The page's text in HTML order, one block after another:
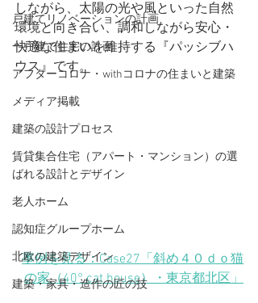
戸建てリノベーションの計画
一戸建て住宅の計画
アフターコロナ・withコロナの住まいと建築
メディア掲載
建築の設計プロセス
賃貸集合住宅（アパート・マンション）の選
ばれる設計とデザイン
老人ホーム
認知症グループホーム
北欧の建築デザイン
建築・家具・造作の匠の技
しながら、太陽の光や風といった自然
環境と向き合い、調和しながら安心・
快適な住まいを維持する『パッシブハ
ウス』です。
事例を見る：Case27「斜め４０ｄｏ猫
の家（40° cat house）
・東京都北区 」